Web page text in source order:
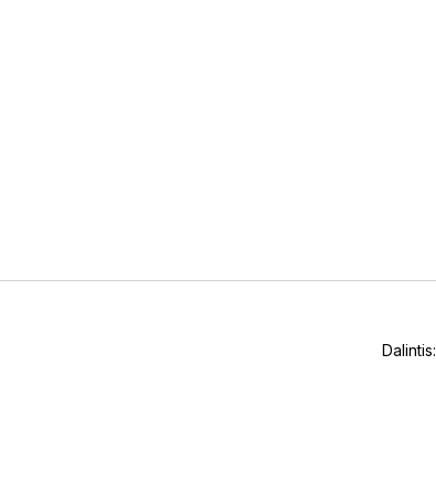
atrado džiaugsmą
Dalintis: